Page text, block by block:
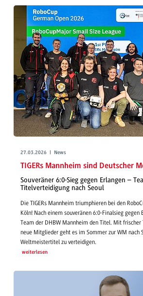
27.03.2026 | News
TIGERs Mannheim sind Deutscher
Souveräner 6:0-Sieg gegen Erlangen –
Titelverteidigung nach Seoul
Die TIGERs Mannheim triumphieren bei den
Köln! Nach einem souveränen 6:0-Finalsieg gegen
Team der DHBW Mannheim den Titel. Mit
neue Mitglieder geht es im Sommer zur WM nach
Weltmeistertitel zu verteidigen.
weiterlesen